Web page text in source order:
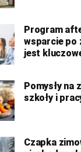
Program
wsparcie po
jest
Pomysły na
szkoły i
Czapka